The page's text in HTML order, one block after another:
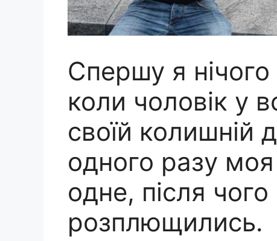
Спершу я
коли чоловік у
своїй колишній
одного разу
одне, після чого
розплющились.